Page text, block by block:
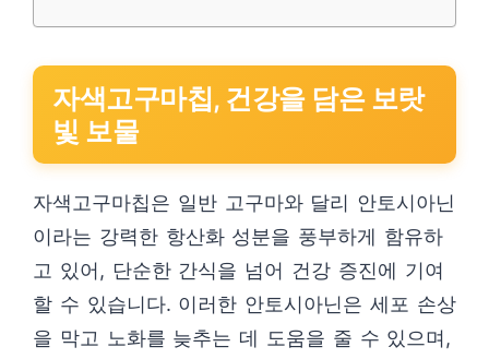
자색고구마칩, 건강을 담은 보랏
빛 보물
자색고구마칩은 일반 고구마와 달리 안토시아닌
이라는 강력한 항산화 성분을 풍부하게 함유하
고 있어, 단순한 간식을 넘어 건강 증진에 기여
할 수 있습니다. 이러한 안토시아닌은 세포 손상
을 막고 노화를 늦추는 데 도움을 줄 수 있으며,